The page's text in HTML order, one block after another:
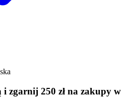
i zgarnij 250 zł na zakupy w